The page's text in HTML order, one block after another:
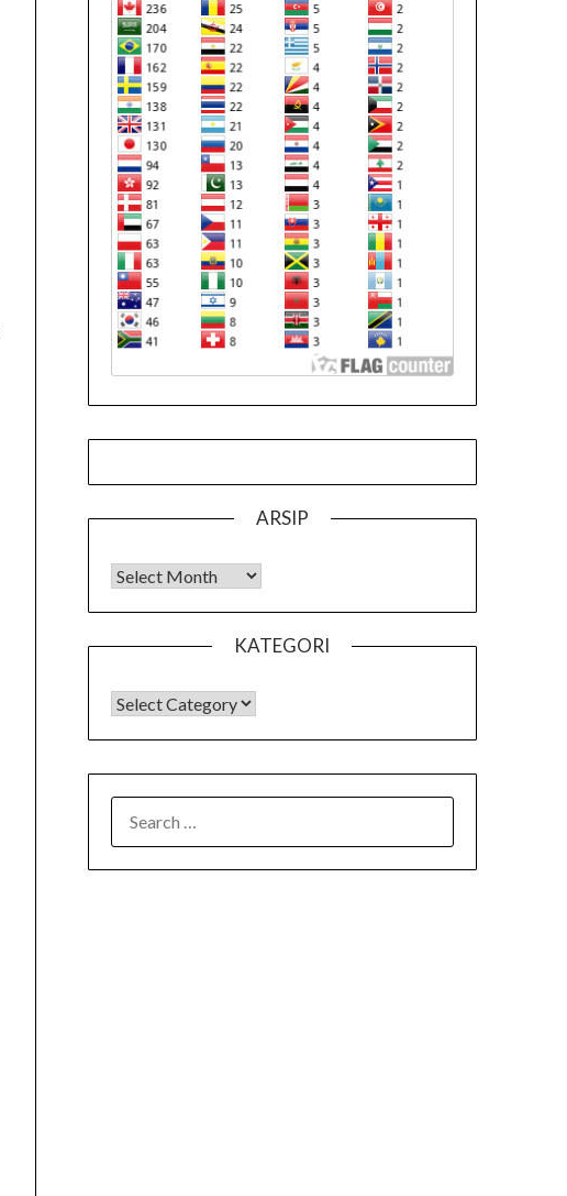
ARSIP
Arsip
KATEGORI
KATEGORI
FOR: